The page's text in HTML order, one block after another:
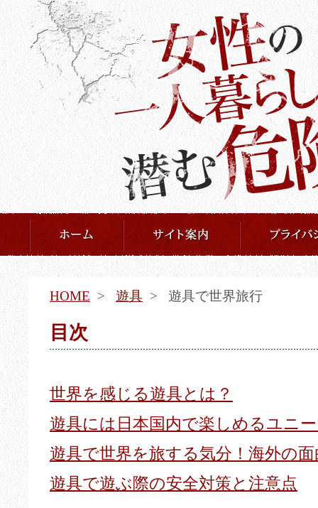
HOME 遊具 遊具で世界旅行
目次
世界を感じる遊具とは？
遊具には日本国内で楽しめるユニ
遊具で世界を旅する気分！海外の
遊具で遊ぶ際の安全対策と注意点